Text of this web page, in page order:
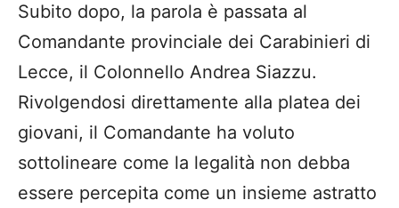
Subito dopo, la parola è passata al
Comandante provinciale dei Carabinieri di
Lecce, il Colonnello Andrea Siazzu.
Rivolgendosi direttamente alla platea dei
giovani, il Comandante ha voluto
sottolineare come la legalità non debba
essere percepita come un insieme astratto